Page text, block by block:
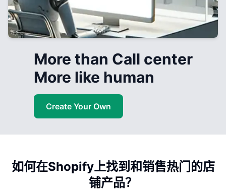
More than Call center
More like human
Create Your Own
如何在Shopify上找到和销售热门的店
铺产品？